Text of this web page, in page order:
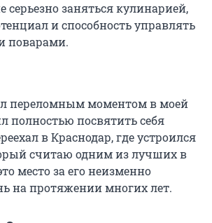
серьезно заняться кулинарией,
и способность управлять
поварами.
переломным моментом в моей
полностью посвятить себя
в Краснодар, где устроился
считаю одним из лучших в
место за его неизменно
на протяжении многих лет.